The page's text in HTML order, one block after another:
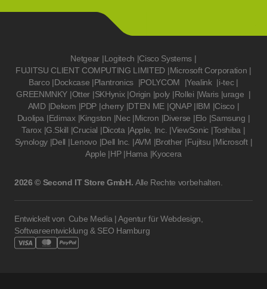
Netgear |Logitech |Cisco Systems |
FUJITSU CLIENT COMPUTING LIMITED |Microsoft Corporation |
Barco |Dockcase |Plantronics |POLYCOM |Yealink |i-tec |
GREENMNKY |Otter |SKHynix |Origin |poly |Rollei |Waris |urage |
AMD |Dekom |PDP |cherry |DTEN ME |QNAP |IBM |Cisco |
Duolipa |Edimax |Kingston |Nec |Micron |Diverse |Elo |Samsung |
Tarox |G.Skill |Crucial |Dicota |Apple, Inc. |ViewSonic |Toshiba |
Synology |Dell |Lenovo |Dell Inc. |AVM |Brother |Fujitsu |Microsoft |
Apple |HP |Hama |Kyocera
2026 © Second IT Store GmbH. Alle Rechte vorbehalten.
Entwickelt von Cube Media | Agentur für Webdesign,
Softwareentwicklung & SEO Hamburg